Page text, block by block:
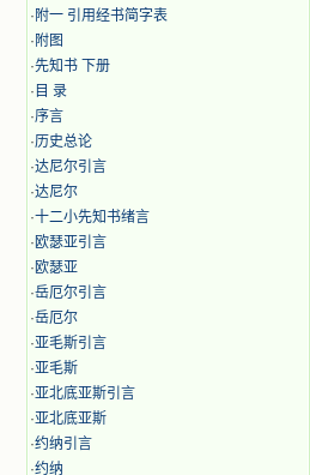
· 附一 引用经书简字表
· 附图
·先知书 下册
· 目 录
·序言
·历史总论
·达尼尔引言
·达尼尔
·十二小先知书绪言
·欧瑟亚引言
·欧瑟亚
·岳厄尔引言
·岳厄尔
·亚毛斯引言
·亚毛斯
·亚北底亚斯引言
·亚北底亚斯
·约纳引言
·约纳